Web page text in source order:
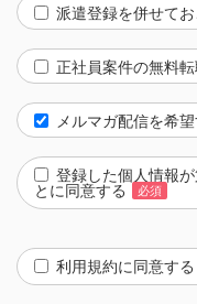
派遣登録を併せてお
正社員案件の無料
メルマガ配信を希
登録した個人情報
とに同意する 必須
利用規約に同意する